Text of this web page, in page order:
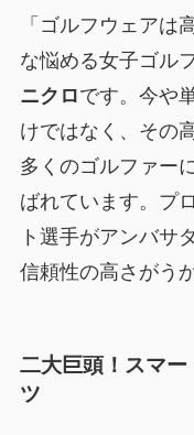
「ゴルフウェア
な悩める女子ゴル
ニクロです。今や
けではなく、その
多くのゴルファー
ばれています。プ
ト選手がアンバサ
信頼性の高さがう
二大巨頭！スマ
ツ